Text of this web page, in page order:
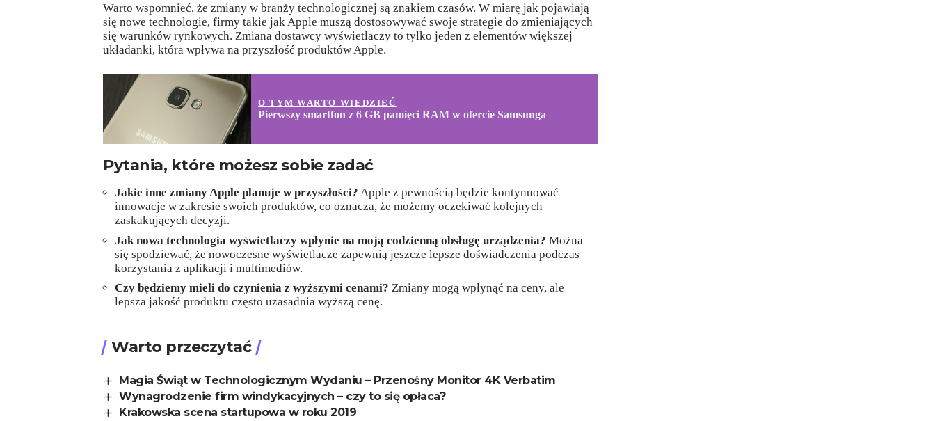
Warto wspomnieć, że zmiany w branży technologicznej są znakiem czasów. W miarę jak pojawiają
się nowe technologie, firmy takie jak Apple muszą dostosowywać swoje strategie do zmieniających
się warunków rynkowych. Zmiana dostawcy wyświetlaczy to tylko jeden z elementów większej
układanki, która wpływa na przyszłość produktów Apple.
O TYM WARTO WIEDZIEĆ
Pierwszy smartfon z 6 GB pamięci RAM w ofercie Samsunga
Pytania, które możesz sobie zadać
Jakie inne zmiany Apple planuje w przyszłości? Apple z pewnością będzie kontynuować
innowacje w zakresie swoich produktów, co oznacza, że możemy oczekiwać kolejnych
zaskakujących decyzji.
Jak nowa technologia wyświetlaczy wpłynie na moją codzienną obsługę urządzenia? Można
się spodziewać, że nowoczesne wyświetlacze zapewnią jeszcze lepsze doświadczenia podczas
korzystania z aplikacji i multimediów.
Czy będziemy mieli do czynienia z wyższymi cenami? Zmiany mogą wpłynąć na ceny, ale
lepsza jakość produktu często uzasadnia wyższą cenę.
Warto przeczytać
Magia Świąt w Technologicznym Wydaniu – Przenośny Monitor 4K Verbatim
Wynagrodzenie firm windykacyjnych – czy to się opłaca?
Krakowska scena startupowa w roku 2019